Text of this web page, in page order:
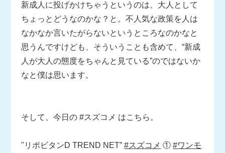
新成人に投げかけちゃうというのは、大人として
ちょっとどうなのかな？と。不人気な政策を人は
なかなか言いたがらないというところなのかなと
思うんですけども、そういうことも含めて、“新成
人が大人の態度をちゃんと見ている”のではないか
なと僕は思います。
そして、今日の #スズコメ はこちら。
"リポビタンD TREND NET”#スズコメ ①#ワンモ